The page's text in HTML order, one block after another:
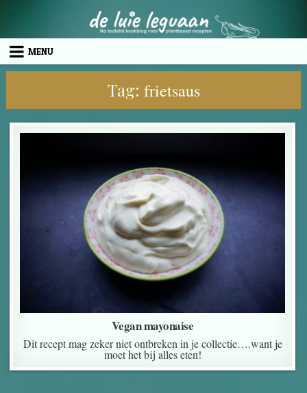
MENU
Tag: frietsaus
Vegan mayonaise
Dit recept mag zeker niet ontbreken in je collectie….want je
moet het bij alles eten!